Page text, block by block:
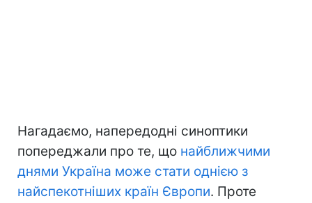
Нагадаємо, напередодні синоптики
попереджали про те, що найближчими
днями Україна може стати однією з
найспекотніших країн Європи. Проте